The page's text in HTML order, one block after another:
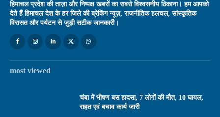
हिमाचल प्रदेश की ताज़ा और निष्पक्ष खबरों का सबसे विश्वसनीय ठिकाना। हम आपको
देते हैं हिमाचल देश के हर जिले की ब्रेकिंग न्यूज़, राजनीतिक हलचल, सांस्कृतिक
विरासत और पर्यटन से जुड़ी सटीक जानकारी।
most viewed
चंबा में भीषण बस हादसा, 7 लोगों की मौत, 10 घायल,
राहत एवं बचाव कार्य जारी